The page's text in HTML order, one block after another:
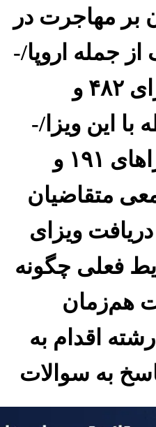
بر مهاجرت در
جمله اروپا/-
زمان بررسی ویزای ۴۸۲ و
با این ویزا/-
کندی بررسی ویزاهای ۱۹۱ و
متقاضیان
دریافت ویزای
فعلی چگونه
هم‌زمان
اقدام به
به سوالات